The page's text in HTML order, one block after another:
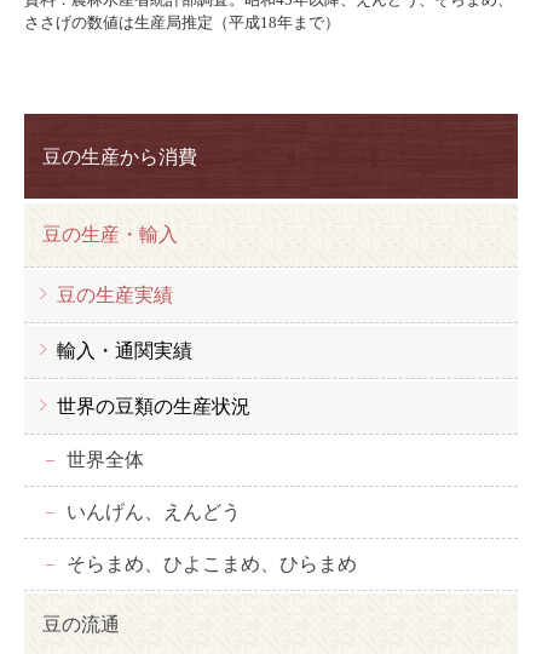
ささげの数値は生産局推定（平成18年まで）
豆の生産から消費
豆の生産・輸入
豆の生産実績
輸入・通関実績
世界の豆類の生産状況
世界全体
いんげん、えんどう
そらまめ、ひよこまめ、ひらまめ
豆の流通